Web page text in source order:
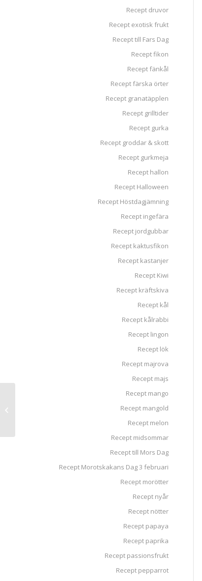
Recept druvor
Recept exotisk frukt
Recept till Fars Dag
Recept fikon
Recept fänkål
Recept färska örter
Recept granatäpplen
Recept grilltider
Recept gurka
Recept groddar & skott
Recept gurkmeja
Recept hallon
Recept Halloween
Recept Höstdagjämning
Recept ingefära
Recept jordgubbar
Recept kaktusfikon
Recept kastanjer
Recept Kiwi
Recept kräftskiva
Recept kål
Recept kålrabbi
Recept lingon
Recept lök
Recept majrova
Recept majs
Recept mango
Recept mangold
Recept melon
Recept midsommar
Recept till Mors Dag
Recept Morotskakans Dag 3 februari
Recept morötter
Recept nyår
Recept nötter
Recept papaya
Recept paprika
Recept passionsfrukt
Recept pepparrot